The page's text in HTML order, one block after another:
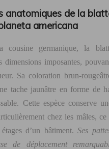
anatomiques de la
americana
cousine germanique, la
dimensions imposantes,
Sa coloration brun-
tache jaunâtre en forme de
Cette espèce conserve
chez les mâles,
d’un bâtiment.Ses
de déplacement